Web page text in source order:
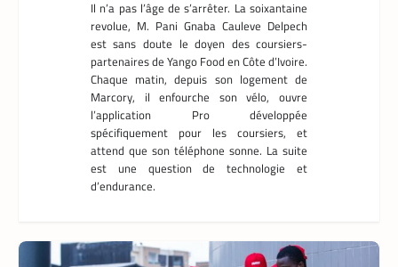
Il n’a pas l’âge de s’arrêter. La soixantaine
revolue, M. Pani Gnaba Cauleve Delpech
est sans doute le doyen des coursiers-
partenaires de Yango Food en Côte d’Ivoire.
Chaque matin, depuis son logement de
Marcory, il enfourche son vélo, ouvre
l’application Pro développée
spécifiquement pour les coursiers, et
attend que son téléphone sonne. La suite
est une question de technologie et
d’endurance.